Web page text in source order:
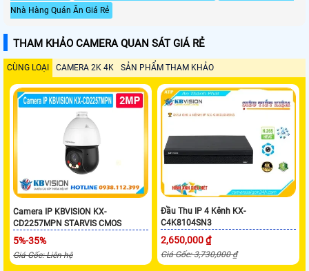
Nhà Hàng Quán Ăn Giá Rẻ
THAM KHẢO CAMERA QUAN SÁT GIÁ RẺ
CÙNG LOẠI CAMERA 2K 4K SẢN PHẨM THAM KHẢO
Camera IP KBVISION KX-
CD2257MPN STARVIS CMOS
5%-35%
Giá Gốc: Liên hệ
Đầu Thu IP 4 Kênh KX-
C4K8104SN3
2,650,000 ₫
Giá Gốc: 3,730,000 ₫